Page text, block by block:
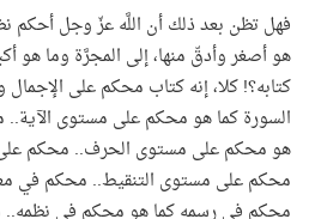
فهل تظن بعد ذلك أن اللَّه عزّ وجل أحكم
هو أصغر وأدقّ منها، إلى المجرَّة وما هو
كتابه؟! كلا، إنه كتاب محكم على
السورة كما هو محكم على مستوى
هو محكم على مستوى الحرف.. محكم
محكم على مستوى التنقيط.. محكم في
محكم في رسمه كما هو محكم في نظمه..